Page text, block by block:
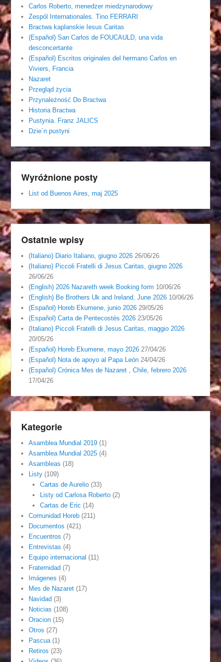
Carlos Roberto, menedzer miedzynarodowy
Zespól Internationales. Tino FERRARI
Bractwa kaplanskie Iesus Caritas
(Español) San Carlos de FOUCAULD, una vida
desconcertante
(Español) Escritos originales del hermano Carlos en
Viviers, Francia
Nazaret
Przegląd życia
Przynależność Do Bractwa
Historia Bractwa
Pustynia. Franz JALICS
Dzie´n pustyni
Wyróżnione posty
List od Buenos Aires, maj 2025
Ostatnie wpisy
(Italiano) Diario Italiano, giugno 2026 26/06/26
(Italiano) Piccoli Fratelli di Jesus Caritas, giugno 2026
26/06/26
(English) 2026 Nazareth week Booking form 10/06/26
(English) Be Brothers Uk and Ireland, June 2026 10/06/26
(Español) Horeb Ekumene, junio 2026 29/05/26
(Español) Carta de Pentecostés 2026 23/05/26
(Italiano) Piccoli Fratelli di Jesus Caritas, maggio 2026
20/05/26
(Español) Horeb Ekumene, mayo 2026 27/04/26
(Español) Nota de apoyo al Papa León 24/04/26
(Español) Crónica Mes de Nazaret , Chile, febrero 2026
17/04/26
Kategorie
Asamblea Mundial 2019 (1)
Asamblea Mundial 2025 (4)
Asambleas (18)
Listy (109)
Cartas de Aurelio(33)
Listy od Carlosa Roberto(2)
Cartas de Eric (14)
Comunidad Horeb (211)
Documentos (421)
Encuentros (7)
Entrevistas (4)
Equipo internacional (11)
Fraternidad (7)
Imágenes (4)
Mes de Nazaret (17)
Navidad (3)
Noticias (108)
Oracion (15)
Otros (27)
Pascua (1)
Retiros (23)